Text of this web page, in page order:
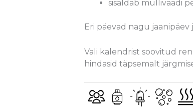
sisaldab mullivaadi
Eri päevad nagu
Vali kalendrist soovitud
hindasid täpsemalt